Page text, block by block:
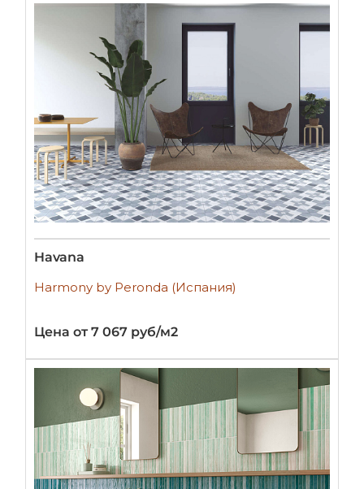
Havana
Harmony by Peronda (Испания)
Цена от 7 067 руб/м2